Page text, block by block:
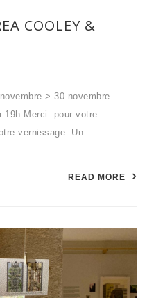
COOLEY &
> 30 novembre
19h Merci pour votre
vernissage. Un
READ MORE